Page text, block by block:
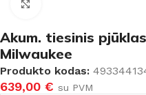
Akum. tiesinis
Milwaukee
Produkto kodas:
639,00 € su PVM